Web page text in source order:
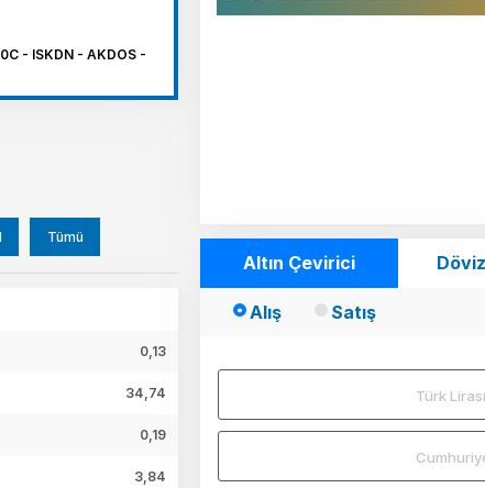
- ISKDN - AKDOS -
Tümü
0,13
34,74
0,19
3,84
Altın Çevirici
Alış Satış
Türk Lirası